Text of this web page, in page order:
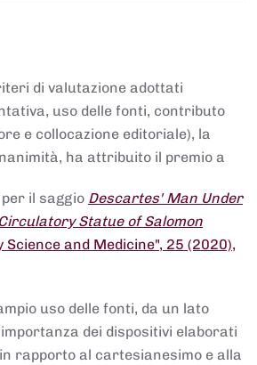
di valutazione adottati
uso delle fonti, contributo
e collocazione editoriale), la
ha attribuito il premio a
per il saggio Descartes' Man Under
Statue of Salomon
Science and Medicine", 25 (2020),
uso delle fonti, da un lato
dei dispositivi elaborati
rapporto al cartesianesimo e alla